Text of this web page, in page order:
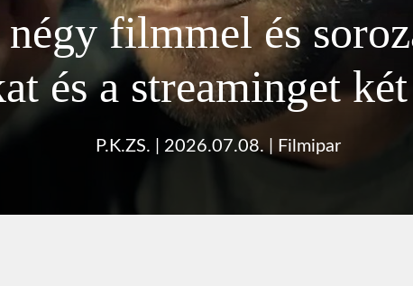
filmmel és
és a streaminget
P.K.ZS. 2026.07.08. Filmipar